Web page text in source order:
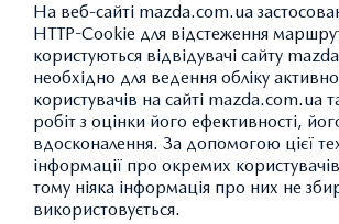
Я ХОЧУ:
ДІЗНАТИСЬ ПРО:
КОРИСНО ЗНАТИ:
На веб-сайті mazda.com.ua
HTTP-Cookie для відстеження
користуються відвідувачі сайту
необхідно для ведення обліку
користувачів на сайті mazda.com.ua
робіт з оцінки його ефективності,
вдосконалення. За допомогою цієї
інформації про окремих
тому ніяка інформація про них не
використовується.